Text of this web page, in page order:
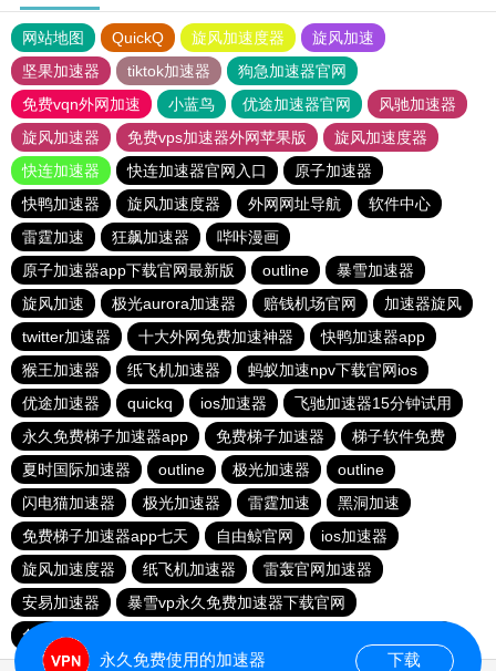
网站地图 QuickQ 旋风加速度器
旋风加速
坚果加速器
tiktok加速器
狗急加速器官网
免费vqn外网加速
小蓝鸟 优途加速器官网
风驰加速器
旋风加速器
免费vps加速器外网苹果版
旋风加速度器
快连加速器
快连加速器官网入口
原子加速器
快鸭加速器
旋风加速度器 外网网址导航
软件中心
雷霆加速
狂飙加速器
哔咔漫画
原子加速器app下载官网最新版
outline
暴雪加速器
旋风加速
极光aurora加速器 赔钱机场官网
加速器旋风
twitter加速器
十大外网免费加速神器
快鸭加速器app
猴王加速器
纸飞机加速器
蚂蚁加速npv下载官网ios
优途加速器
quickq ios加速器
飞驰加速器15分钟试用
永久免费梯子加速器app
免费梯子加速器
梯子软件免费
夏时国际加速器
outline 极光加速器
outline
闪电猫加速器
极光加速器 雷霆加速
黑洞加速
免费梯子加速器app七天
自由鲸官网
ios加速器
旋风加速度器
纸飞机加速器
雷轰官网加速器
安易加速器
暴雪vp永久免费加速器下载官网
免费vqn加速试用
永久免费使用的加速器 下载